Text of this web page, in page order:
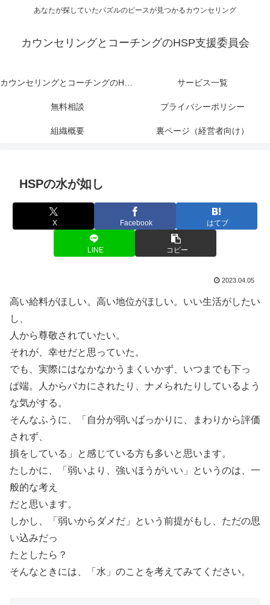
あなたが探していたパズルのピースが見つかるカウンセリング
カウンセリングとコーチングのHSP支援委員会
カウンセリングとコーチングのHSP支援委員会 サービス一覧
無料相談 プライバシーポリシー
組織概要 裏ページ（経営者向け）
HSPの水が如し
X Facebook はてブ
LINE コピー
2023.04.05
高い給料がほしい。高い地位がほしい。いい生活がしたい
し、
人から尊敬されていたい。
それが、幸せだと思っていた。
でも、実際にはなかなかうまくいかず、いつまでも下っ
ぱ端。人からバカにされたり、ナメられたりしているよう
な気がする。
そんなふうに、「自分が弱いばっかりに、まわりから評価
されず、
損をしている」と感じている方も多いと思います。
たしかに、「弱いより、強いほうがいい」というのは、一
般的な考え
だと思います。
しかし、「弱いからダメだ」という前提がもし、ただの思
い込みだっ
たとしたら？
そんなときには、「水」のことを考えてみてください。